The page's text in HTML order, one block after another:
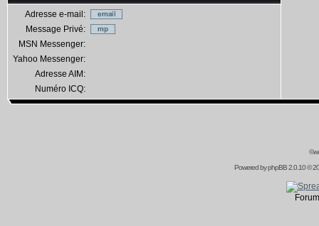
Adresse e-mail:
Message Privé:
MSN Messenger:
Yahoo Messenger:
Adresse AIM:
Numéro ICQ:
Powered byphpBB2.0.10 ©